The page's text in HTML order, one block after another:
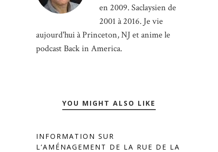
en 2009. Saclaysien de
2001 à 2016. Je vie
aujourd'hui à Princeton, NJ et anime le
podcast Back in America.
YOU MIGHT ALSO LIKE
INFORMATION SUR
L’AMÉNAGEMENT DE LA RUE DE LA